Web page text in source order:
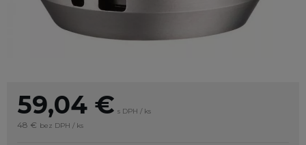
59,04 € s DPH / ks
48 € bez DPH / ks